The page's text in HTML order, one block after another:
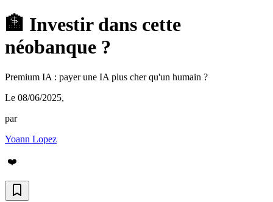
🏦 Investir dans cette
néobanque ?
Premium IA : payer une IA plus cher qu'un humain ?
Le 08/06/2025,
par
Yoann Lopez
❤️